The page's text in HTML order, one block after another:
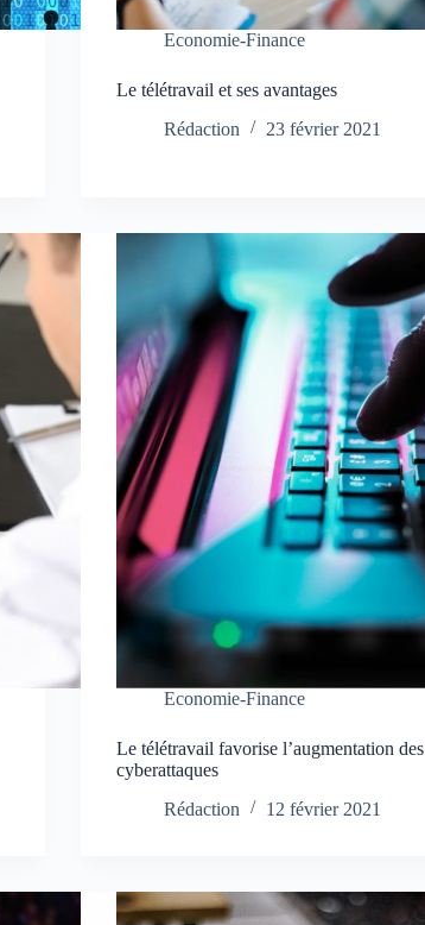
Economie-Finance
Le télétravail et ses avantages
Rédaction
23 février 2021
Economie-Finance
Le télétravail favorise l’augmentation des
cyberattaques
Rédaction
12 février 2021